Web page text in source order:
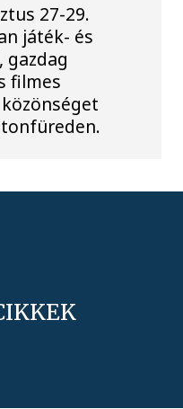
27-29.
játék- és
filmes